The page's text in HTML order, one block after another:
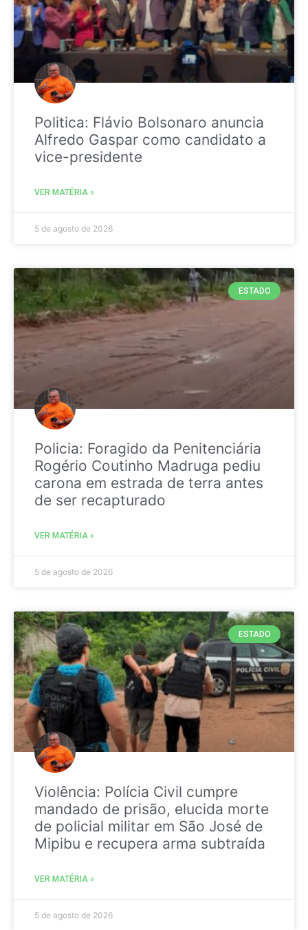
Politica: Flávio Bolsonaro anuncia
Alfredo Gaspar como candidato a
vice-presidente
VER MATÉRIA »
5 de agosto de 2026
ESTADO
Policia: Foragido da Penitenciária
Rogério Coutinho Madruga pediu
carona em estrada de terra antes
de ser recapturado
VER MATÉRIA »
5 de agosto de 2026
ESTADO
Violência: Polícia Civil cumpre
mandado de prisão, elucida morte
de policial militar em São José de
Mipibu e recupera arma subtraída
VER MATÉRIA »
5 de agosto de 2026